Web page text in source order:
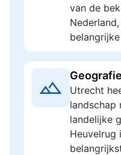
van de
Geografie
Utrecht
landschap
landelijke
Heuvelrug